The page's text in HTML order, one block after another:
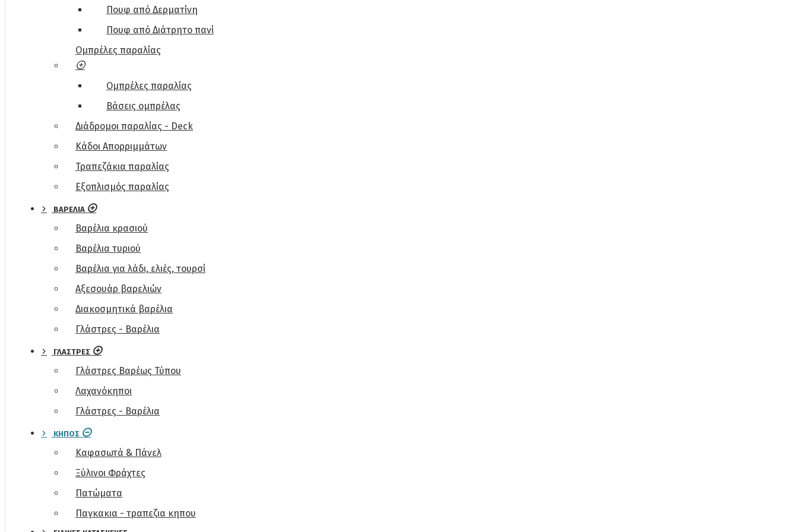
Πουφ από Δερματίνη
Πουφ από Διάτρητο πανί
Ομπρέλες παραλίας
Ομπρέλες παραλίας
Βάσεις ομπρέλας
Διάδρομοι παραλίας - Deck
Κάδοι Απορριμμάτων
Τραπεζάκια παραλίας
Εξοπλισμός παραλίας
ΒΑΡΕΛΙΑ
Βαρέλια κρασιού
Βαρέλια τυριού
Βαρέλια για λάδι, ελιές, τουρσί
Αξεσουάρ βαρελιών
Διακοσμητικά βαρέλια
Γλάστρες - Βαρέλια
ΓΛΆΣΤΡΕΣ
Γλάστρες Βαρέως Τύπου
Λαχανόκηποι
Γλάστρες - Βαρέλια
ΚΉΠΟΣ
Καφασωτά & Πάνελ
Ξύλινοι Φράχτες
Πατώματα
Παγκακια - τραπεζια κηπου